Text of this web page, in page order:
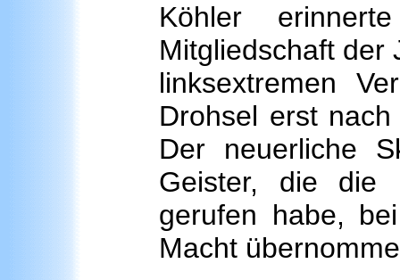
Köhler
Mitgliedschaft der
linksextremen
Drohsel erst
Der neuerliche
Geister, die die
gerufen habe,
Macht